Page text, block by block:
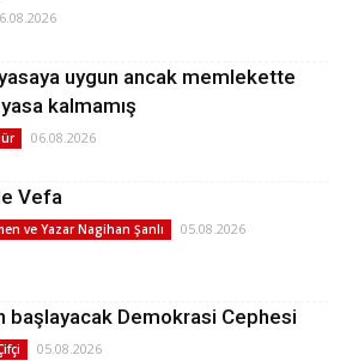
uygun ancak memlekette
kalmamış
06.08.2026
Vefa
ve Yazar Nagihan Şanlı 05.08.2026
başlayacak Demokrasi Cephesi
05.08.2026